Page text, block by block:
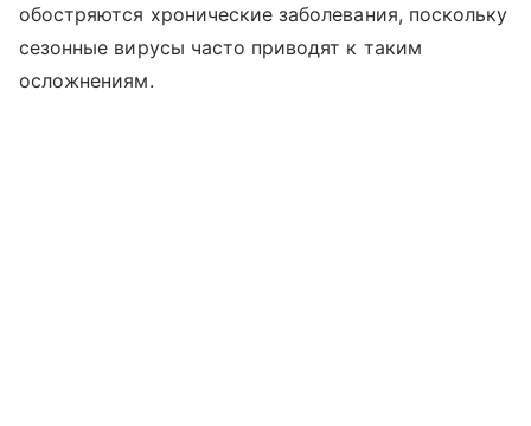
обостряются хронические заболевания, поскольку
сезонные вирусы часто приводят к таким
осложнениям.